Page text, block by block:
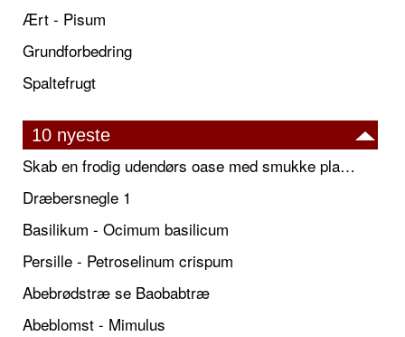
Ært - Pisum
Grundforbedring
Spaltefrugt
10 nyeste
Skab en frodig udendørs oase med smukke plantekrukker og elegante espalier
Dræbersnegle 1
Basilikum - Ocimum basilicum
Persille - Petroselinum crispum
Abebrødstræ se Baobabtræ
Abeblomst - Mimulus